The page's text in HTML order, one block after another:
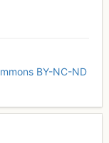
BY-NC-ND